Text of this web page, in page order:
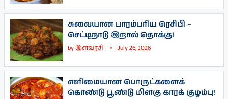
சுவையான பாரம்பரிய ரெசிபி –
செட்டிநாடு இறால் தொக்கு!
byஇளவரசி July 26, 2026
எளிமையான பொருட்களைக்
கொண்டு பூண்டு மிளகு காரக் குழம்பு!